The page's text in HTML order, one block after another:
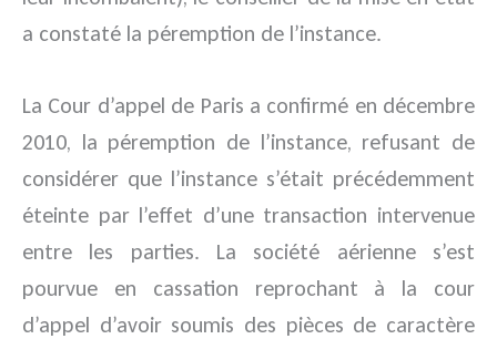
a constaté la péremption de l’instance.
La Cour d’appel de Paris a confirmé en décembre
2010, la péremption de l’instance, refusant de
considérer que l’instance s’était précédemment
éteinte par l’effet d’une transaction intervenue
entre les parties. La société aérienne s’est
pourvue en cassation reprochant à la cour
d’appel d’avoir soumis des pièces de caractère